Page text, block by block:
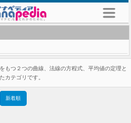
もつ２つの曲線、法線の方程式、平均値の定理と
カテゴリです。
新着順